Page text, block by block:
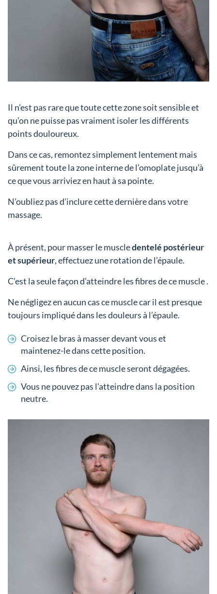
Il n’est pas rare que toute cette zone soit sensible et
qu’on ne puisse pas vraiment isoler les différents
points douloureux.
Dans ce cas, remontez simplement lentement mais
sûrement toute la zone interne de l’omoplate jusqu’à
ce que vous arriviez en haut à sa pointe.
N’oubliez pas d’inclure cette dernière dans votre
massage.
À présent, pour masser le muscledentelé postérieur
et supérieur, effectuez une rotation de l’épaule.
C’est la seule façon d’atteindre les fibres de ce muscle .
Ne négligez en aucun cas ce muscle car il est presque
toujours impliqué dans les douleurs à l’épaule.
Croisez le bras à masser devant vous et
maintenez-le dans cette position.
Ainsi, les fibres de ce muscle seront dégagées.
Vous ne pouvez pas l’atteindre dans la position
neutre.